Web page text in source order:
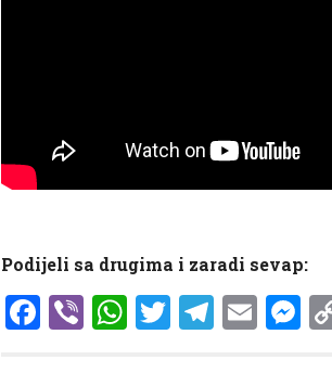
Podijeli sa drugima i zaradi sevap:
Facebook
ViberWhatsApp
Twitter